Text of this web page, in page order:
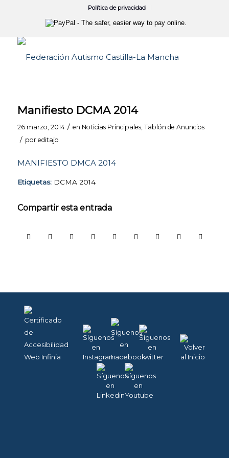
Política de privacidad
Manifiesto DCMA 2014
26 marzo, 2014 / en Noticias Principales, Tablón de Anuncios
/ por editajo
MANIFIESTO DMCA 2014
Etiquetas: DCMA 2014
Compartir esta entrada